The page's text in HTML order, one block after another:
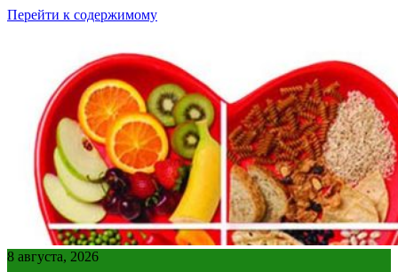
Перейти к содержимому
8 августа, 2026